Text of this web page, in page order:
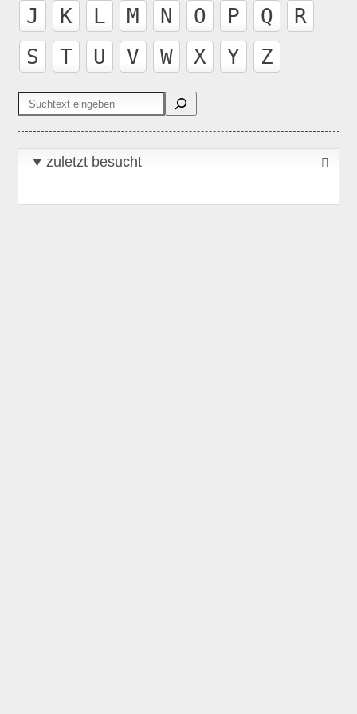
J
K L M N O P Q
R
S
T U V W X Y Z
Suchen
zuletzt besucht